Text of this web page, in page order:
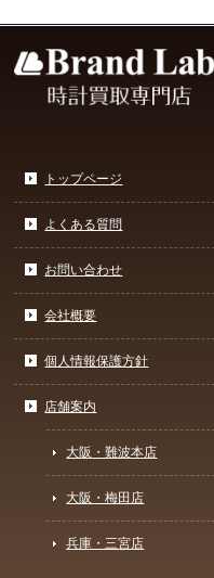
トップページ
よくある質問
お問い合わせ
会社概要
個人情報保護方針
店舗案内
大阪・難波本店
大阪・梅田店
兵庫・三宮店